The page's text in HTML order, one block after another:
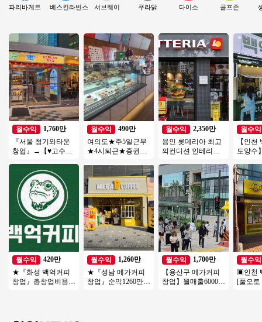
파리바게트 베스킨라빈스 서브웨이 푸라닭 다이소 골프존
월수익
1,760만
『서울 청기와타운
창업』→【♥고수익/
도양수 ♥ 특급조건
입니다 ♥
월수익
420만
★『화성 백억커피
창업』총창업비용 1
월수익
490만
여의도★주5일근무
★4시퇴근★증권가
다 근무시간 적음
월수익
1,260만
★『성남 메가커피
창업』순익1260만
월수익
2,350만
용인 롯데리아 최고
의컨디션 인테리어
아 양도양수 진행합
니다
월수익
1,700만
【용산구 메가커피
창업】월매출6000만
월수익
【인천
도양수
문점창
월수익
▣인천
[풀오